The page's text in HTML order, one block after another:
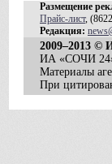
Размещение
Прайс-лист,
Редакция:
2009–2013 ©
ИА «СОЧИ
Материалы
При